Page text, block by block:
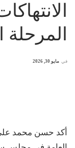
في مايو 30, 2026
أكد حسن محمد